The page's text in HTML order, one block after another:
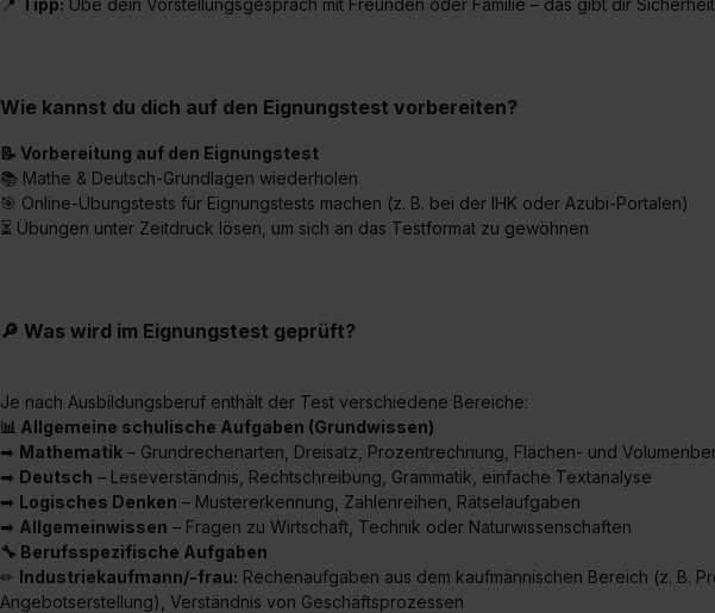
„Datenschutz-Einstellungen“ widerrufen. Weitere
📍 Tipp: Übe dein Vorstellungsgespräch mit Freunden oder Familie – das gibt dir
Wie kannst du dich auf den Eignungstest vorbereiten?
📝 Vorbereitung auf den Eignungstest
📚 Mathe & Deutsch-Grundlagen wiederholen
🎯 Online-Übungstests für Eignungstests machen (z. B. bei der IHK oder Azubi-Portalen)
⏳ Übungen unter Zeitdruck lösen, um sich an das Testformat zu gewöhnen
🔎 Was wird im Eignungstest geprüft?
Je nach Ausbildungsberuf enthält der Test verschiedene Bereiche:
📊 Allgemeine schulische Aufgaben (Grundwissen)
➡ Mathematik – Grundrechenarten, Dreisatz, Prozentrechnung, Flächen- und
➡ Deutsch – Leseverständnis, Rechtschreibung, Grammatik, einfache Textanalyse
➡ Logisches Denken – Mustererkennung, Zahlenreihen, Rätselaufgaben
➡ Allgemeinwissen – Fragen zu Wirtschaft, Technik oder Naturwissenschaften
🔧 Berufsspezifische Aufgaben
✏ Industriekaufmann/-frau: Rechenaufgaben aus dem kaufmännischen Bereich (z. B.
Angebotserstellung), Verständnis von Geschäftsprozessen